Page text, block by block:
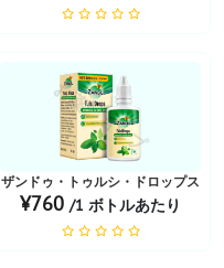
お薬ショップ
ザンドゥ・トゥルシ・ドロップス
¥760 /1 ボトルあたり